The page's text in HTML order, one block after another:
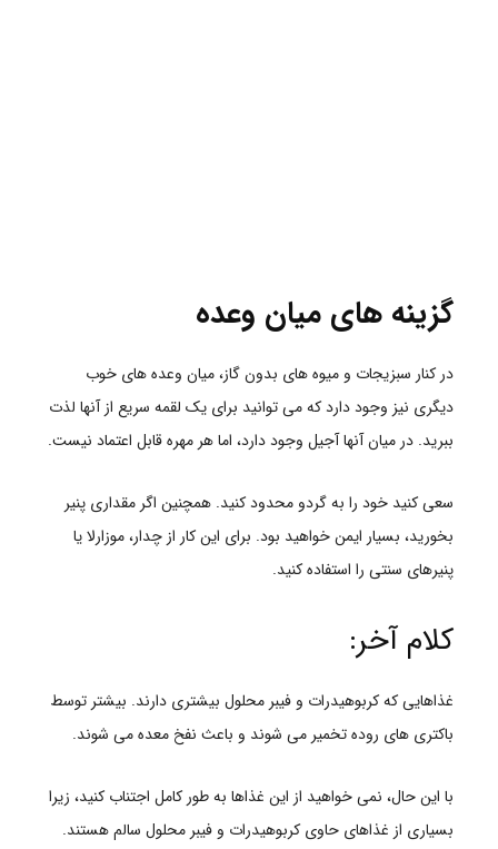
گزینه های میان وعده
در کنار سبزیجات و میوه های بدون گاز، میان وعده های خوب
دیگری نیز وجود دارد که می توانید برای یک لقمه سریع از آنها لذت
ببرید. در میان آنها آجیل وجود دارد، اما هر مهره قابل اعتماد نیست.
سعی کنید خود را به گردو محدود کنید. همچنین اگر مقداری پنیر
بخورید، بسیار ایمن خواهید بود. برای این کار از چدار، موزارلا یا
پنیرهای سنتی را استفاده کنید.
کلام آخر:
غذاهایی که کربوهیدرات و فیبر محلول بیشتری دارند. بیشتر توسط
باکتری های روده تخمیر می شوند و باعث نفخ معده می شوند.
با این حال، نمی خواهید از این غذاها به طور کامل اجتناب کنید، زیرا
بسیاری از غذاهای حاوی کربوهیدرات و فیبر محلول سالم هستند.